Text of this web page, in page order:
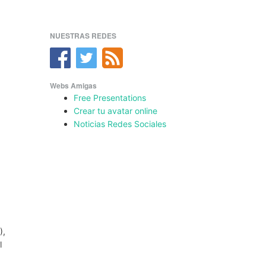
NUESTRAS REDES
Webs Amigas
Free Presentations
Crear tu avatar online
Noticias Redes Sociales